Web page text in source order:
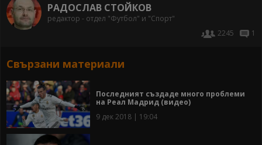
РАДОСЛАВ СТОЙКОВ
редактор - отдел "Футбол" и "Спорт"
2245
1
Свързани материали
Последният създаде много проблеми
на Реал Мадрид (видео)
9 дек 2018 | 19:04